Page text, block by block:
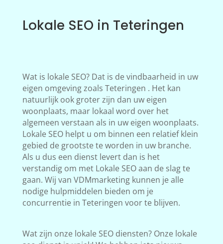
Lokale SEO in Teteringen
Wat is lokale SEO? Dat is de vindbaarheid in uw
eigen omgeving zoals Teteringen . Het kan
natuurlijk ook groter zijn dan uw eigen
woonplaats, maar lokaal word over het
algemeen verstaan als in uw eigen woonplaats.
Lokale SEO helpt u om binnen een relatief klein
gebied de grootste te worden in uw branche.
Als u dus een dienst levert dan is het
verstandig om met Lokale SEO aan de slag te
gaan. Wij van VDMmarketing kunnen je alle
nodige hulpmiddelen bieden om je
concurrentie in Teteringen voor te blijven.
Wat zijn onze lokale SEO diensten? Onze lokale